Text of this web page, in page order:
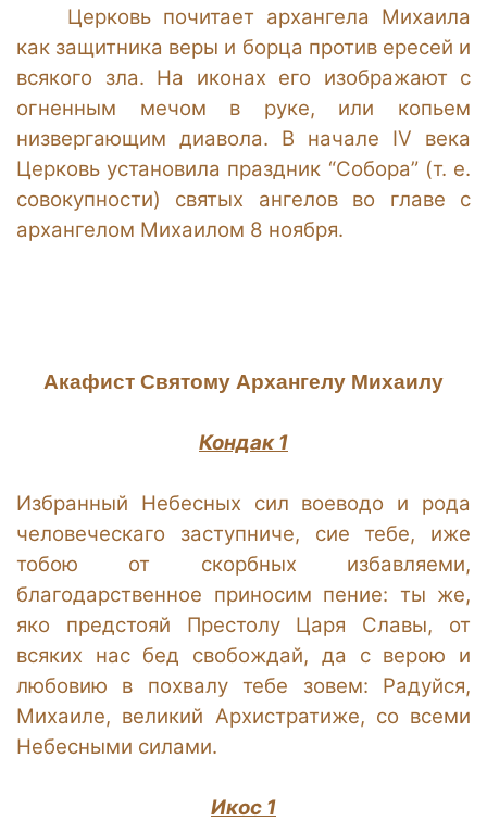
Церковь почитает архангела Михаила
как защитника веры и борца против ересей и
всякого зла. На иконах его изображают с
огненным мечом в руке, или копьем
низвергающим диавола. В начале IV века
Церковь установила праздник “Собора” (т. е.
совокупности) святых ангелов во главе с
архангелом Михаилом 8 ноября.
Акафист Святому Архангелу Михаилу
Кондак 1
Избранный Небесных сил воеводо и рода
человеческаго заступниче, сие тебе, иже
тобою от скорбных избавляеми,
благодарственное приносим пение: ты же,
яко предстояй Престолу Царя Славы, от
всяких нас бед свобождай, да с верою и
любовию в похвалу тебе зовем: Радуйся,
Михаиле, великий Архистратиже, со всеми
Небесными силами.
Икос 1